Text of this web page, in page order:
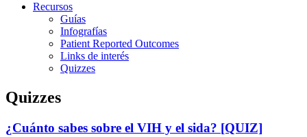
Recursos
Guías
Infografías
Patient Reported Outcomes
Links de interés
Quizzes
Quizzes
¿Cuánto sabes sobre el VIH y el sida? [QUIZ]